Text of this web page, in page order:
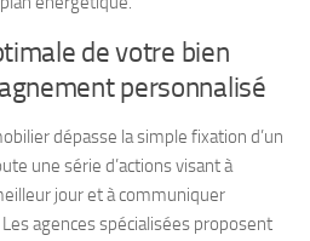
de votre bien
personnalisé
dépasse la simple fixation d’un
une série d’actions visant à
jour et à communiquer
agences spécialisées proposent